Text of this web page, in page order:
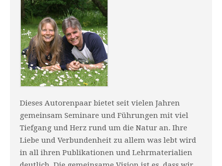
Dieses Autorenpaar bietet seit vielen Jahren
gemeinsam Seminare und Führungen mit viel
Tiefgang und Herz rund um die Natur an. Ihre
Liebe und Verbundenheit zu allem was lebt wird
in all ihren Publikationen und Lehrmaterialien